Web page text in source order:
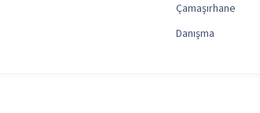
Çamaşırhane
Danışma